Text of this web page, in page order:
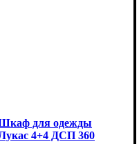
для одежды
4+4 ДСП 360